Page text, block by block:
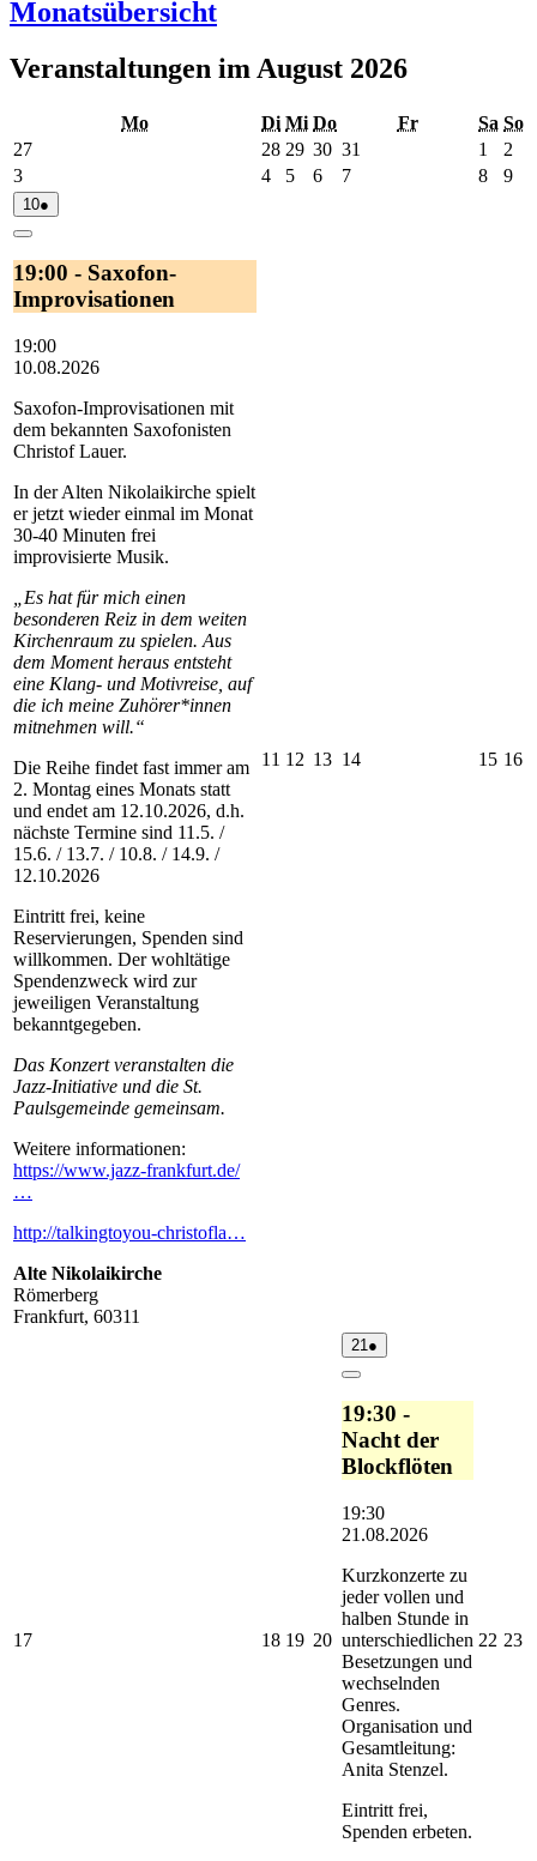
Monatsübersicht
Veranstaltungen im August 2026
MoMontag DiDienstag
MiMittwoch
DoDonnerstag
FrFreitag Sa So
2727.07.2026 2828.07.2026
2929.07.2026
3030.07.2026
31 1 2
303.08.2026 404.08.2026
505.08.2026
606.08.2026
707.08.2026 8 9
1010.08.2026
●
Veranstaltung)
Close
19:00 - Saxofon-
Improvisationen
19:00
10.08.2026
Saxofon-Improvisationen mit
dem bekannten Saxofonisten
Christof Lauer.
In der Alten Nikolaikirche spielt
er jetzt wieder einmal im Monat
30-40 Minuten frei
improvisierte Musik.
„Es hat für mich einen
besonderen Reiz in dem weiten
Kirchenraum zu spielen. Aus
dem Moment heraus entsteht
eine Klang- und Motivreise, auf
die ich meine Zuhörer*innen
mitnehmen will.“
Die Reihe findet fast immer am
2. Montag eines Monats statt
und endet am 12.10.2026, d.h.
nächste Termine sind 11.5. /
15.6. / 13.7. / 10.8. / 14.9. /
12.10.2026
Eintritt frei, keine
Reservierungen, Spenden sind
willkommen. Der wohltätige
Spendenzweck wird zur
jeweiligen Veranstaltung
bekanntgegeben.
Das Konzert veranstalten die
Jazz-Initiative und die St.
Paulsgemeinde gemeinsam.
Weitere informationen:
https://www.jazz-frankfurt.de/
…
http://talkingtoyou-christofla…
Alte Nikolaikirche
Römerberg
Frankfurt, 60311
11 11.08.2026
12 12.08.2026
1313.08.2026
1414.08.2026 15 16
1717.08.2026 1818.08.2026
1919.08.2026
2020.08.2026
21 21.08.2026
●
Veranstaltung)
Close
19:30 -
Nacht der
Blockflöten
19:30
21.08.2026
Kurzkonzerte zu
jeder vollen und
halben Stunde in
unterschiedlichen
Besetzungen und
wechselnden
Genres.
Organisation und
Gesamtleitung:
Anita Stenzel.
Eintritt frei,
Spenden erbeten.
22 23